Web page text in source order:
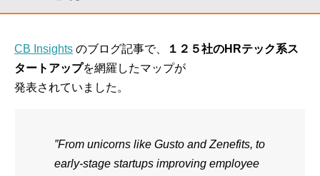
CB Insights のブログ記事で、
１２５社のHRテック系ス
タートアップを網羅したマップが
発表されていました。
”From unicorns like Gusto and Zenefits, to
early-stage startups improving employee